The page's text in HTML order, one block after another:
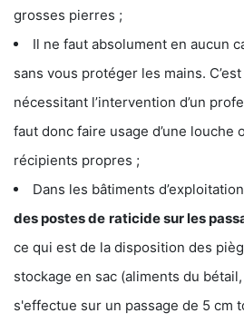
grosses pierres ;
Il ne faut absolument en aucun
sans vous protéger les mains.
nécessitant l’intervention d’un
faut donc faire usage d’une louche
récipients propres ;
Dans les bâtiments
des postes de raticide sur les
ce qui est de la disposition des
stockage en sac (aliments du
s'effectue sur un passage de 5 cm